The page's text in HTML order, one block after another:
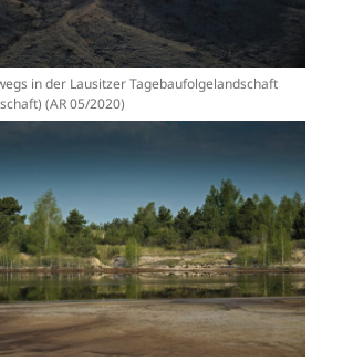
in der Lausitzer Tagebaufolgelandschaft
(AR 05/2020)